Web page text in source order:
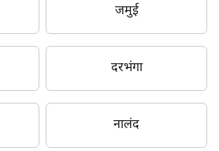
जमुई
दरभंगा
नालंद